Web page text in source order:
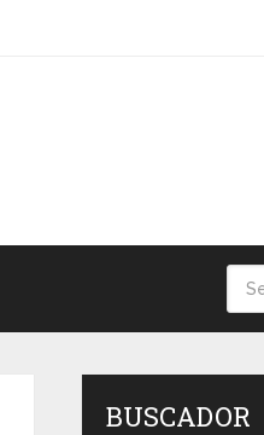
BUSCADOR